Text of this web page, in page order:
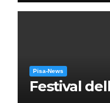
Pisa-News
Festival